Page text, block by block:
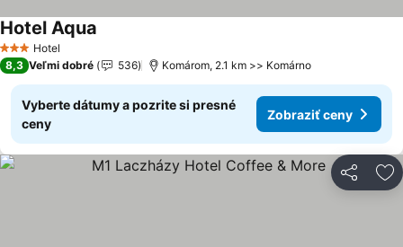
3 Počet hviezdičiek
Hotel
Hotel Aqua
8,3 Veľmi dobré 536 Komárom, 2.1 km >> Komárno
Vyberte dátumy a pozrite si presné
ceny
Zobraziť ceny
Zdieľať